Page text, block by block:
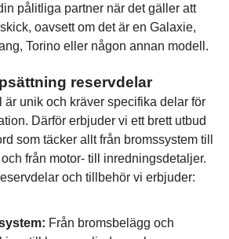
pålitliga partner när det gäller att
oavsett om det är en Galaxie,
Torino eller någon annan modell.
reservdelar
är unik och kräver specifika delar för
Därför erbjuder vi ett brett utbud
som täcker allt från bromssystem till
från motor- till inredningsdetaljer.
och tillbehör vi erbjuder:
Från bromsbelägg och